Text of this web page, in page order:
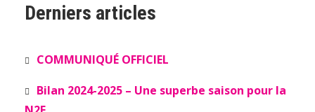
Derniers articles
COMMUNIQUÉ OFFICIEL
Bilan 2024-2025 – Une superbe saison pour la